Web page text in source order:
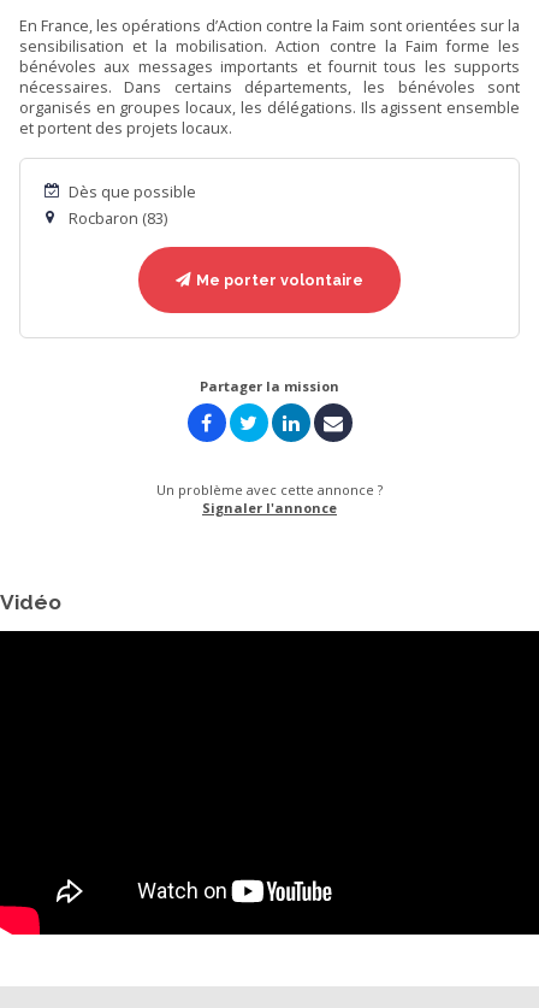
En France, les opérations d’Action contre la Faim sont orientées sur la
sensibilisation et la mobilisation. Action contre la Faim forme les
bénévoles aux messages importants et fournit tous les supports
nécessaires. Dans certains départements, les bénévoles sont
organisés en groupes locaux, les délégations. Ils agissent ensemble
et portent des projets locaux.
Dès que possible
Rocbaron (83)
Me porter volontaire
Partager la mission
Un problème avec cette annonce ?
Signaler l'annonce
Vidéo